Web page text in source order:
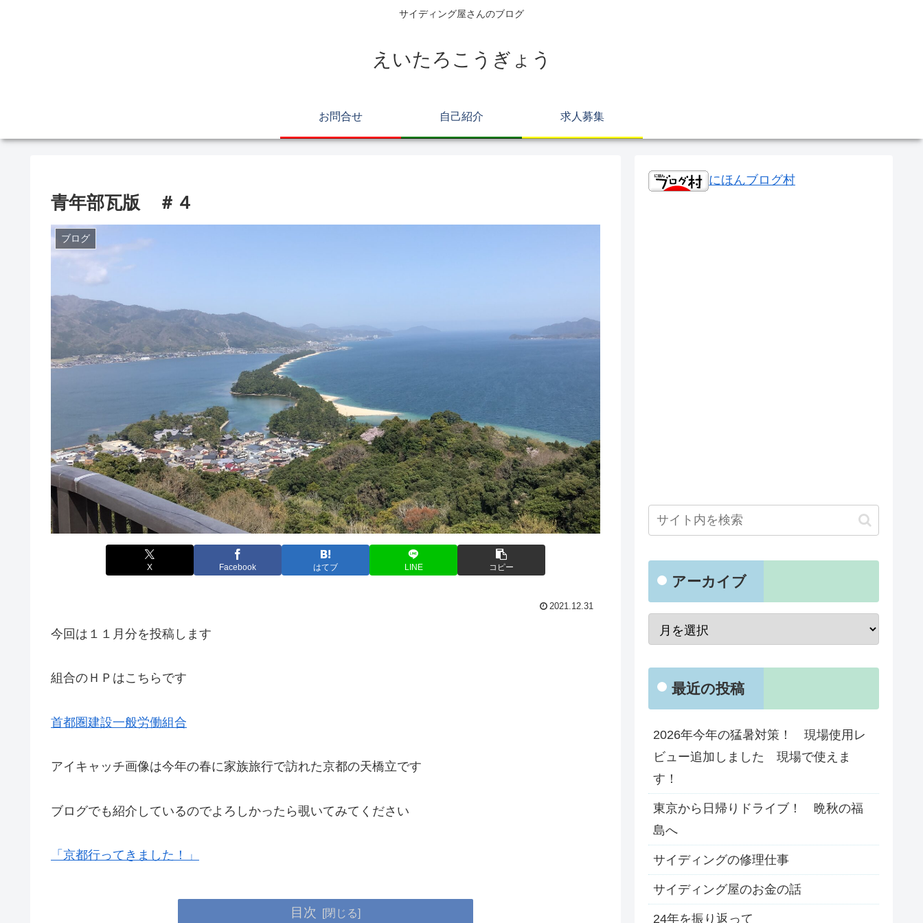
サイディング屋さんのブログ
えいたろこうぎょう
お問合せ 自己紹介 求人募集
青年部瓦版 ＃４
ブログ
X Facebook はてブ LINE コピー
2021.12.31
今回は１１月分を投稿します
組合のＨＰはこちらです
首都圏建設一般労働組合
アイキャッチ画像は今年の春に家族旅行で訪れた京都の天橋立です
ブログでも紹介しているのでよろしかったら覗いてみてください
「京都行ってきました！」
目次
にほんブログ村
アーカイブ
最近の投稿
2026年今年の猛暑対策！ 現場使用レ
ビュー追加しました 現場で使えま
す！
東京から日帰りドライブ！ 晩秋の福
島へ
サイディングの修理仕事
サイディング屋のお金の話
24年を振り返って